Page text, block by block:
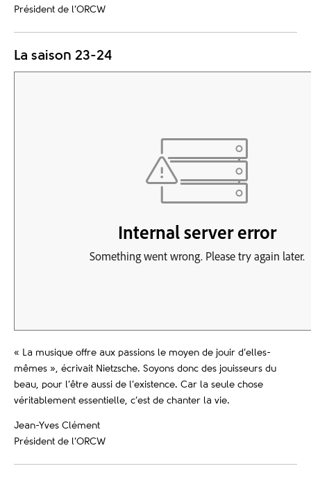
Président de l’ORCW
La saison 23-24
« La musique offre aux passions le moyen de jouir d’elles-
mêmes », écrivait Nietzsche. Soyons donc des jouisseurs du
beau, pour l’être aussi de l’existence. Car la seule chose
véritablement essentielle, c’est de chanter la vie.
Jean-Yves Clément
Président de l’ORCW